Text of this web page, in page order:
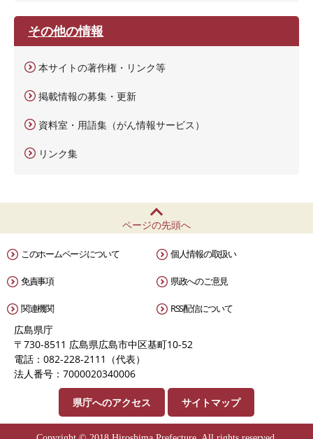
その他の情報
本サイトの著作権・リンク等
掲載情報の募集・更新
資料室・用語集（がん情報サービス）
リンク集
ページの先頭へ
このホームページについて 個人情報の取扱い
免責事項 県政へのご意見
関連機関 RSS配信について
広島県庁
〒730-8511 広島県広島市中区基町10-52
電話：082-228-2111（代表）
法人番号：7000020340006
県庁へのアクセス サイトマップ